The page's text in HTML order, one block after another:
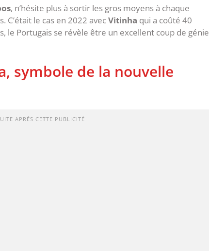
, n’hésite plus à sortir les gros moyens à chaque
C’était le cas en 2022 avecVitinha qui a coûté 40
le Portugais se révèle être un excellent coup de génie
symbole de la nouvelle
APRÈS CETTE PUBLICITÉ